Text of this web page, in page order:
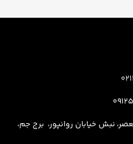
نبش خيابان روانپور، برج جم،